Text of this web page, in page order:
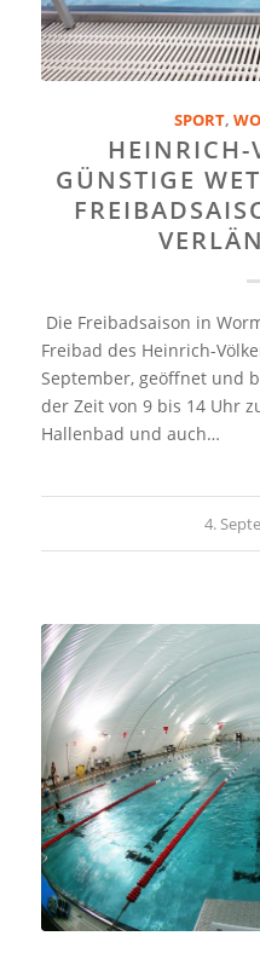
SPORT,
HEINRICH-
GÜNSTIGE
Die Freibadsaison in
Freibad des Heinrich-
September, geöffnet und
der Zeit von 9 bis 14 Uhr
Hallenbad und auch…
4.